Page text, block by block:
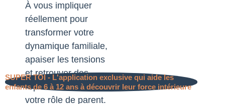
À vous impliquer
réellement pour
transformer votre
dynamique familiale,
apaiser les tensions
et retrouver des
repères clairs dans
votre rôle de parent.
SUPER TOI - L'application exclusive qui aide les
enfants de 6 à 12 ans à découvrir leur force intérieure